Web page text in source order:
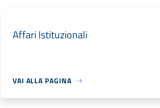
Affari Istituzionali
VAI ALLA PAGINA